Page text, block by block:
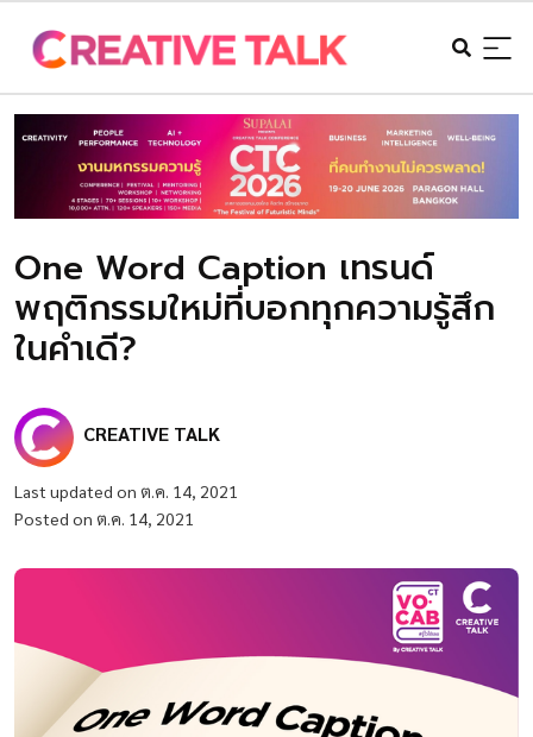
One Word Caption เทรนด์
พฤติกรรมใหม่ที่บอกทุกความรู้สึก
ในคำเดี?
CREATIVE TALK
Last updated on ต.ค. 14, 2021
Posted on ต.ค. 14, 2021